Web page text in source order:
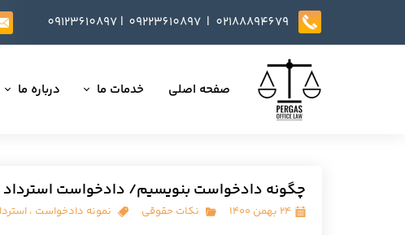
صفحه اصلی خدمات ما
مذاکره، تنظیم و بازبینی
درباره ما
09123610897| 09223610897​​​​​​​ | 02188894679
چگونه دادخواست بنویسیم/ دادخواست استرداد
۲۴ بهمن ۱۴۰۰ نکات حقوقی نمونه دادخواست ،